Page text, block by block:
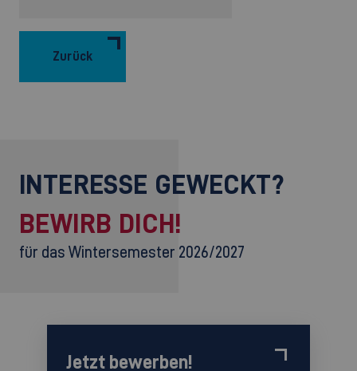
Zurück
INTERESSE GEWECKT?
BEWIRB DICH!
für das Wintersemester 2026/2027
Jetzt bewerben!